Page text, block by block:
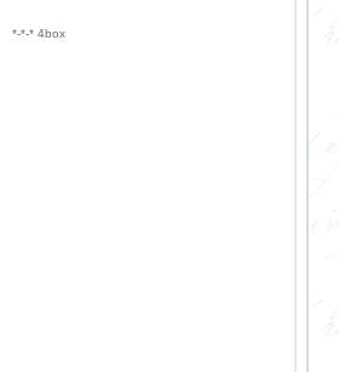
*-*-* 4box